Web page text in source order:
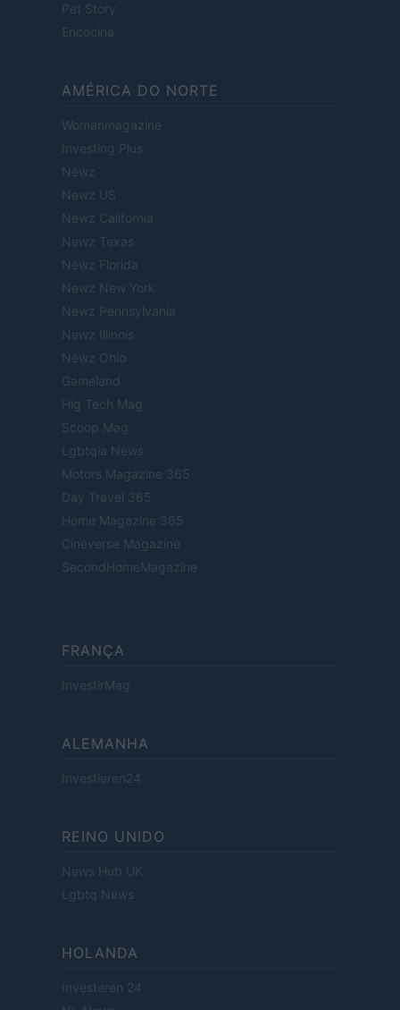
Pet Story
Encocina
AMÉRICA DO NORTE
Womanmagazine
Investing Plus
Newz
Newz US
Newz California
Newz Texas
Newz Florida
Newz New York
Newz Pennsylvania
Newz Illinois
Newz Ohio
Gameland
Hig Tech Mag
Scoop Mag
Lgbtqia News
Motors Magazine 365
Day Travel 365
Home Magazine 365
Cineverse Magazine
SecondHomeMagazine
FRANÇA
InvestirMag
ALEMANHA
Investieren24
REINO UNIDO
News Hub UK
Lgbtq News
HOLANDA
Investeren 24